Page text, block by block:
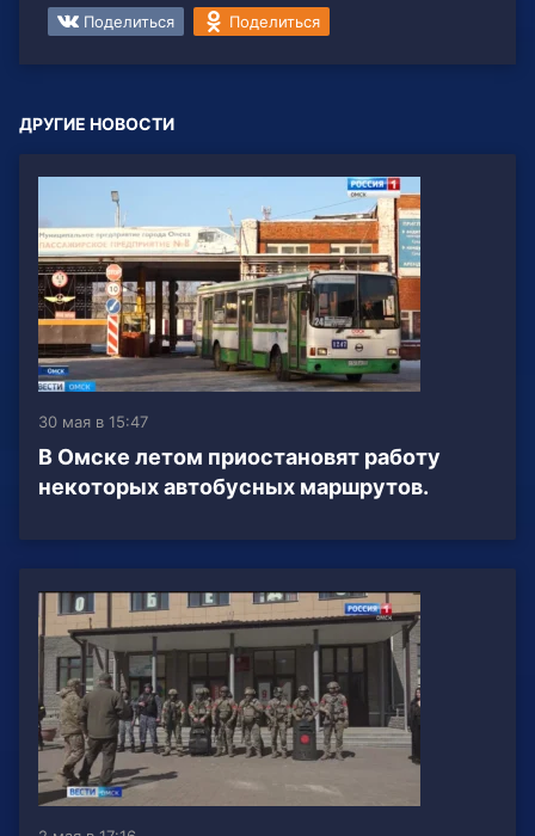
Поделиться Поделиться
ДРУГИЕ НОВОСТИ
30 мая в 15:47
В Омске летом приостановят работу
некоторых автобусных маршрутов.